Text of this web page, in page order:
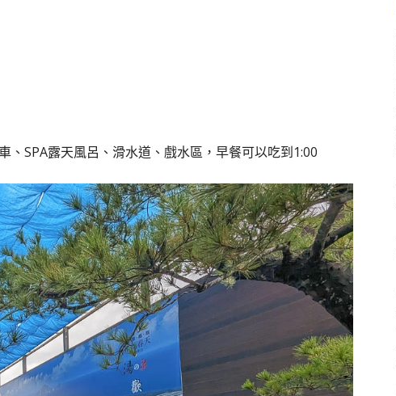
SPA露天風呂、滑水道、戲水區，早餐可以吃到1:00